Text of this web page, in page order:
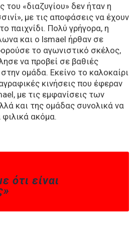
του «διαζυγίου» δεν ήταν η
με τις αποφάσεις να έχουν
παιχνίδι. Πολύ γρήγορα, η
και ο Ismael ήρθαν σε
το αγωνιστικό σκέλος,
να προβεί σε βαθιές
ομάδα. Εκείνο το καλοκαίρι
κινήσεις που έφεραν
με τις εμφανίσεις των
και της ομάδας συνολικά να
ακόμα.
ότι είναι